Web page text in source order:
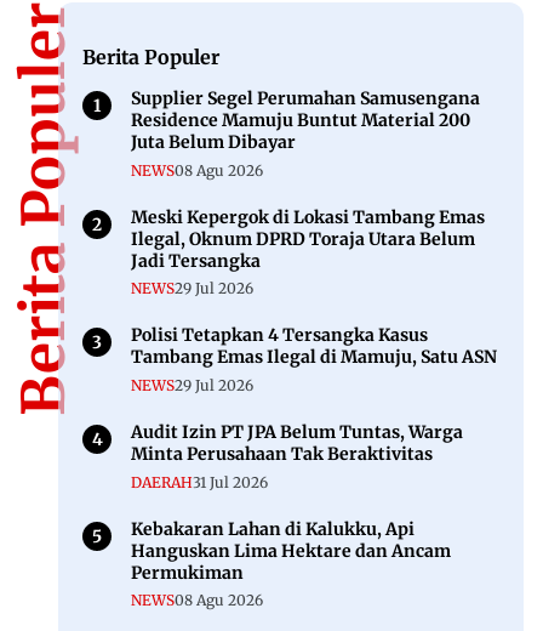
Berita PopulerBerita Populer
Supplier Segel Perumahan Samusengana
Residence Mamuju Buntut Material 200
Juta Belum Dibayar
NEWS08 Agu 2026
Meski Kepergok di Lokasi Tambang Emas
Ilegal, Oknum DPRD Toraja Utara Belum
Jadi Tersangka
NEWS29 Jul 2026
Polisi Tetapkan 4 Tersangka Kasus
Tambang Emas Ilegal di Mamuju, Satu ASN
NEWS29 Jul 2026
Audit Izin PT JPA Belum Tuntas, Warga
Minta Perusahaan Tak Beraktivitas
DAERAH31 Jul 2026
Kebakaran Lahan di Kalukku, Api
Hanguskan Lima Hektare dan Ancam
Permukiman
NEWS08 Agu 2026